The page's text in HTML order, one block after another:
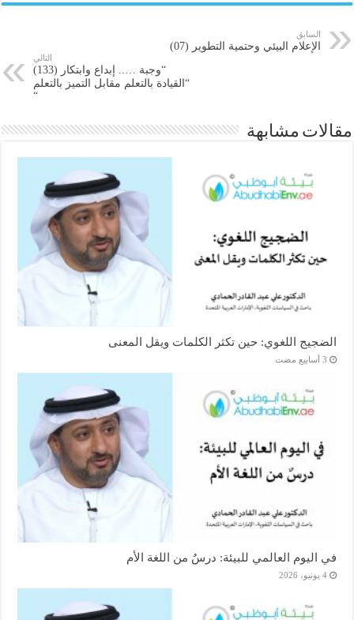
السابق
الإعلام البيئي وحتمية التطوير (07)
التالي
“وجبة ….. إبداع وابتكار (133)
“القيادة بالتعلم مقابل التميز بالتعلم
“
مقالات مشابهة
الضجيج اللغوي: حين تكثر الكلمات ويقل المعنى
في اليوم العالمي للبيئة: درسٌ من اللغة الأم
4 يونيو، 2026